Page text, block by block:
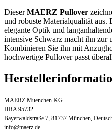
DieserMAERZ Pullover
und robuste Materialqualität
elegante Optik und
intensive Schwarz macht ihn zur
Kombinieren Sie ihn mit
hochwertige Pullover passt
MAERZ Muenchen KG
HRA 95732
Bayerwaldstraße 7, 81737 München,
info@maerz.de